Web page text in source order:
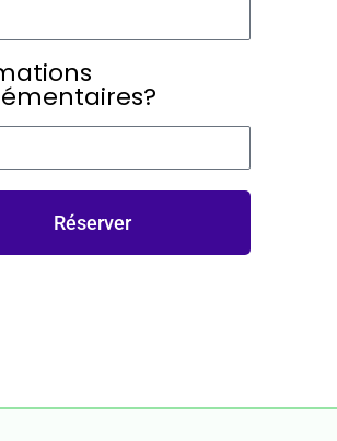
Réserver